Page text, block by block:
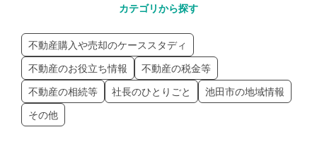
カテゴリから探す
不動産購入や売却のケーススタディ
不動産のお役立ち情報 不動産の税金等
不動産の相続等 社長のひとりごと 池田市の地域情報
その他